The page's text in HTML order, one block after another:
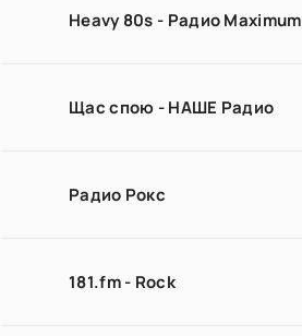
Heavy 80s - Радио Maximum
Щас спою - НАШЕ Радио
Радио Рокс
181.fm - Rock